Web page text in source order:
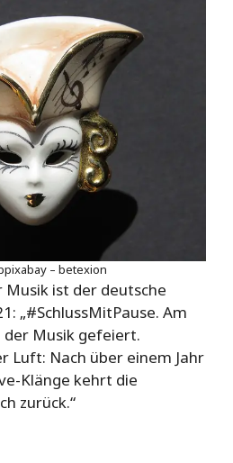
– betexion
ist der deutsche
„#SchlussMitPause. Am
der Musik gefeiert.
Luft: Nach über einem Jahr
Klänge kehrt die
zurück.“